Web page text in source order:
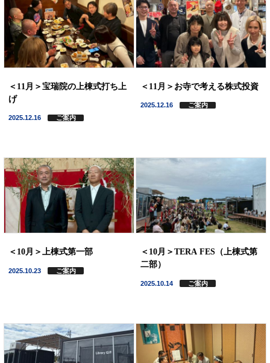
＜11月＞宝瑞院の上棟式打ち上
げ
2025.12.16 ご案内
＜11月＞お寺で考える株式投資
2025.12.16 ご案内
＜10月＞上棟式第一部
2025.10.23 ご案内
＜10月＞TERA FES（上棟式第
二部）
2025.10.14 ご案内